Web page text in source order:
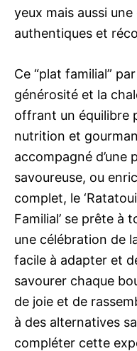
yeux mais aussi
authentiques et
Ce “plat familial”
générosité et la
offrant un équilibre
nutrition et
accompagné
savoureuse, ou
complet, le
Familial’ se prête à
une célébration de
facile à adapter et
savourer chaque
de joie et de
à des alternatives
compléter cette